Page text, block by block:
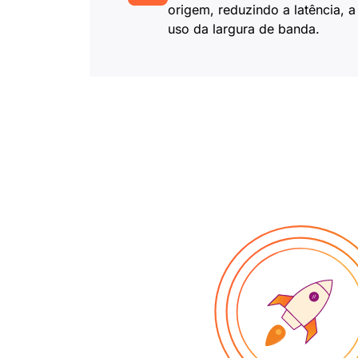
origem, reduzindo a latência,
uso da largura de banda.